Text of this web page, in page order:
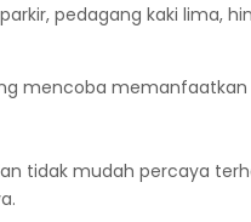
pedagang kaki lima,
mencoba
tidak mudah percaya